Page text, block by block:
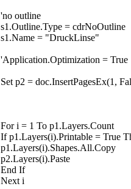
'no outline
s1.Outline.Type = cdrNoOutline
s1.Name = "DruckLinse"
'Application.Optimization = True
Set p2 = doc.InsertPagesEx(1,
For i = 1 To p1.Layers.Count
If p1.Layers(i).Printable = True
p1.Layers(i).Shapes.All.Copy
p2.Layers(i).Paste
End If
Next i